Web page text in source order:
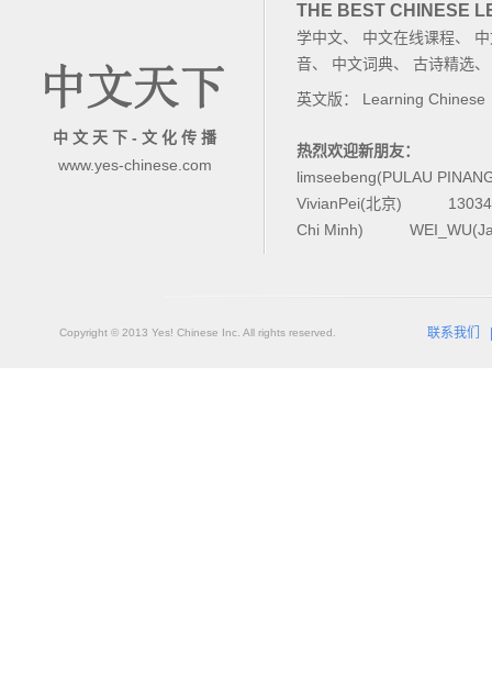
中 文 天 下 - 文 化 传 播
www.yes-chinese.com
THE BEST CHINESE
学中文、 中文在线课程、
音、 中文词典、 古诗精选
英文版： Learning Chinese
热烈欢迎新朋友：
limseebeng(PULAU
VivianPei(北京)
Chi Minh)
Copyright © 2013 Yes! Chinese Inc. All rights reserved. 联系我们